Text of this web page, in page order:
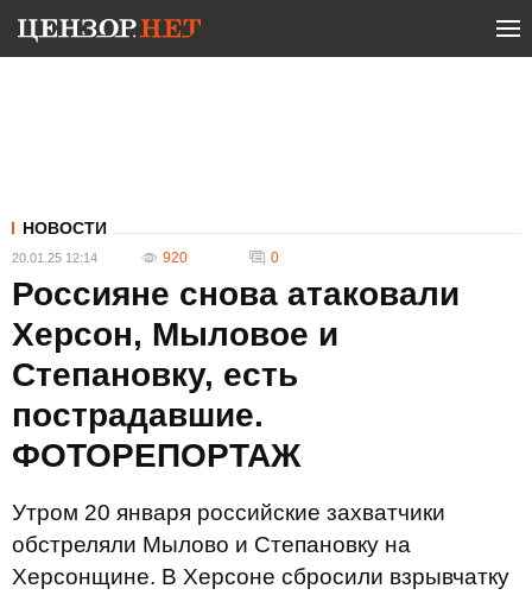
НОВОСТИ
20.01.25 12:14 920 0
Россияне снова атаковали
Херсон, Мыловое и
Степановку, есть
пострадавшие.
ФОТОРЕПОРТАЖ
Утром 20 января российские захватчики
обстреляли Мылово и Степановку на
Херсонщине. В Херсоне сбросили взрывчатку